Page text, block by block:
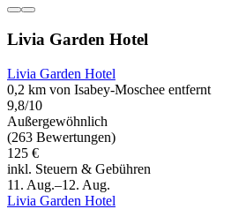
Livia Garden Hotel
Livia Garden Hotel
0,2 km von Isabey-Moschee entfernt
9,8/10
Außergewöhnlich
(263 Bewertungen)
125 €
inkl. Steuern & Gebühren
11. Aug.–12. Aug.
Livia Garden Hotel